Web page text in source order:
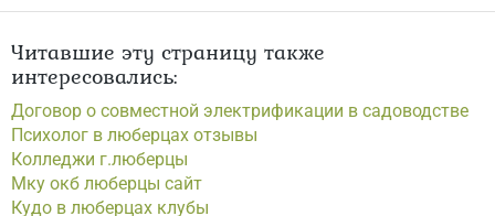
Читавшие эту страницу также
интересовались:
Договор о совместной электрификации в садоводстве
Психолог в люберцах отзывы
Колледжи г.люберцы
Мку окб люберцы сайт
Кудо в люберцах клубы